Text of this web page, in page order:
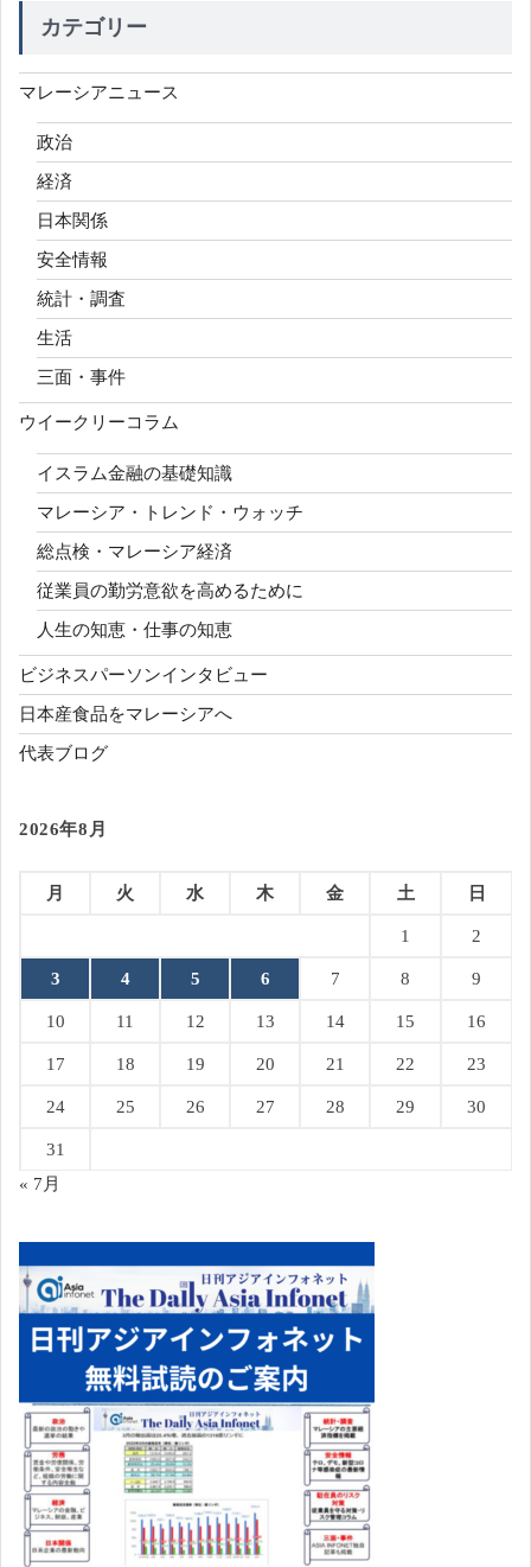
カテゴリー
マレーシアニュース
政治
経済
日本関係
安全情報
統計・調査
生活
三面・事件
ウイークリーコラム
イスラム金融の基礎知識
マレーシア・トレンド・ウォッチ
総点検・マレーシア経済
従業員の勤労意欲を高めるために
人生の知恵・仕事の知恵
ビジネスパーソンインタビュー
日本産食品をマレーシアへ
代表ブログ
2026年8月
月 火 水 木 金 土 日
1 2
3 4 5 6 7 8 9
10 11 12 13 14 15 16
17 18 19 20 21 22 23
24 25 26 27 28 29 30
31
« 7月